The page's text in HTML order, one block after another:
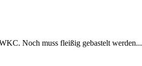
Noch muss fleißig gebastelt werden...